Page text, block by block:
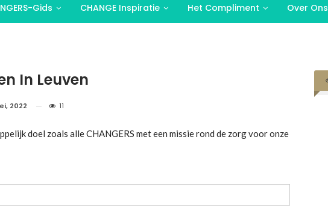
Gids CHANGE Inspiratie Het Compliment Over Ons
In Leuven
2022 11
doel zoals alle CHANGERS met een missie rond de zorg voor onze